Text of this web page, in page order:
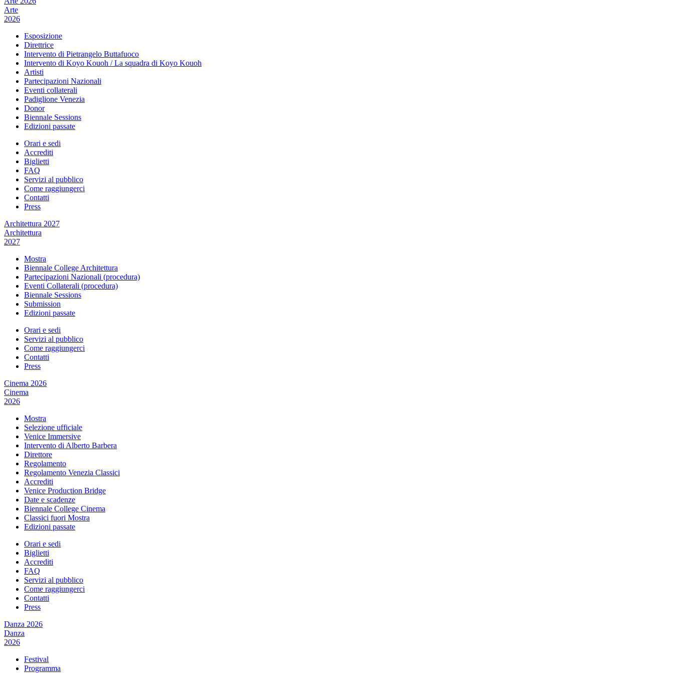
Arte
2026
Esposizione
Direttrice
Intervento di Pietrangelo Buttafuoco
Intervento di Koyo Kouoh / La squadra di Koyo Kouoh
Artisti
Partecipazioni Nazionali
Eventi collaterali
Padiglione Venezia
Donor
Biennale Sessions
Edizioni passate
Orari e sedi
Accrediti
Biglietti
FAQ
Servizi al pubblico
Come raggiungerci
Contatti
Press
Architettura 2027
Architettura
2027
Mostra
Biennale College Architettura
Partecipazioni Nazionali (procedura)
Eventi Collaterali (procedura)
Biennale Sessions
Submission
Edizioni passate
Orari e sedi
Servizi al pubblico
Come raggiungerci
Contatti
Press
Cinema 2026
Cinema
2026
Mostra
Selezione ufficiale
Venice Immersive
Intervento di Alberto Barbera
Direttore
Regolamento
Regolamento Venezia Classici
Accrediti
Venice Production Bridge
Date e scadenze
Biennale College Cinema
Classici fuori Mostra
Edizioni passate
Orari e sedi
Biglietti
Accrediti
FAQ
Servizi al pubblico
Come raggiungerci
Contatti
Press
Danza 2026
Danza
2026
Festival
Programma